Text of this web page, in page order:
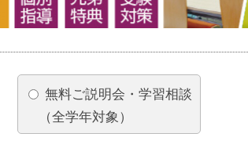
無料ご説明会・学習相談
（全学年対象）